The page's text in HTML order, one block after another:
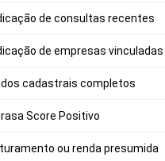
de consultas recentes
de empresas vinculadas
cadastrais completos
Score Positivo
ou renda presumida